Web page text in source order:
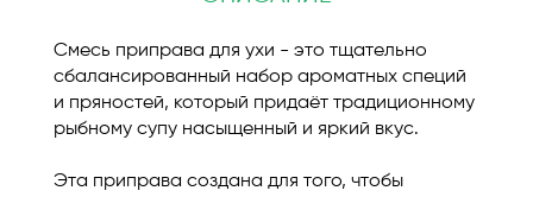
Смесь приправа для ухи - это тщательно
сбалансированный набор ароматных специй
и пряностей, который придаёт традиционному
рыбному супу насыщенный и яркий вкус.
Эта приправа создана для того, чтобы